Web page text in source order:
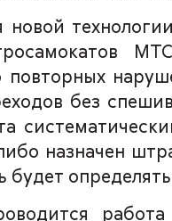
новой
без
назначен
будет